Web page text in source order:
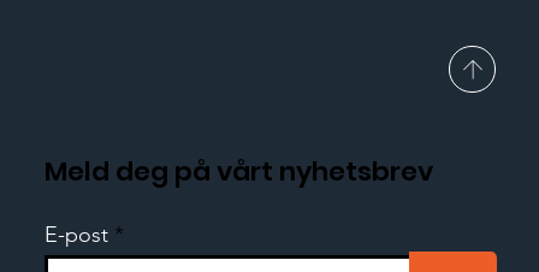
Meld deg på vårt nyhetsbrev
E-post